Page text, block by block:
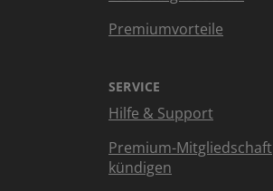
Premiumvorteile
SERVICE
Hilfe & Support
Premium-Mitgliedschaft
kündigen